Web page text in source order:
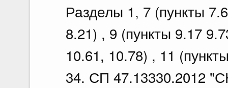
Разделы 1, 7 (пункты
8.21) , 9 (пункты 9.17
10.61, 10.78) , 11
34. СП 47.13330.2012